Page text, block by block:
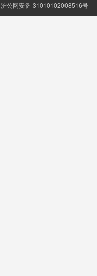
沪公网安备 31010102008516号